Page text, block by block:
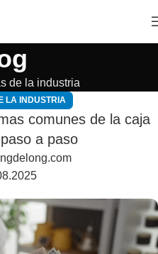
de la industria
LA INDUSTRIA
comunes de la caja
a paso